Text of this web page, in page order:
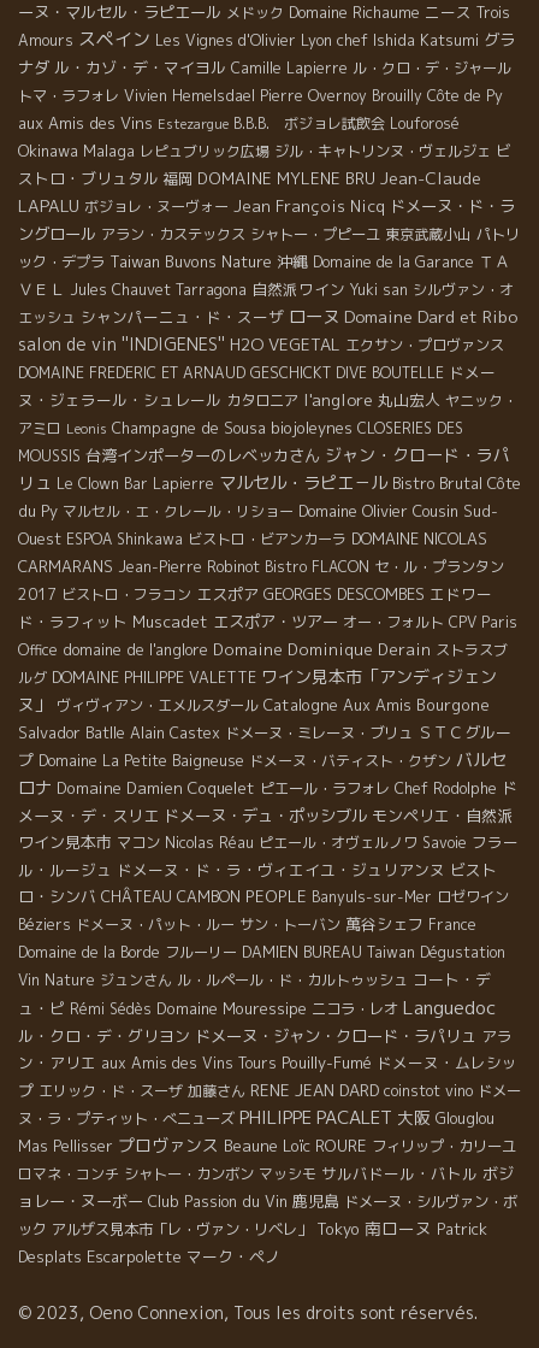
ーヌ・マルセル・ラピエール メドック Domaine Richaume ニース Trois
Amours スペイン Les Vignes d'Olivier Lyon chef Ishida Katsumi グラ
ナダ ル・カゾ・デ・マイヨル Camille Lapierre ル・クロ・デ・ジャール
トマ・ラフォレ Vivien Hemelsdael Pierre Overnoy Brouilly Côte de Py
aux Amis des Vins Estezargue B.B.B. ボジョレ試飲会 Louforosé
Okinawa Malaga レピュブリック広場 ジル・キャトリンヌ・ヴェルジェ ビ
ストロ・ブリュタル 福岡 DOMAINE MYLENE BRU Jean-Claude
LAPALU ボジョレ・ヌーヴォー Jean François Nicq ドメーヌ・ド・ラ
ングロール アラン・カステックス シャトー・プピーユ 東京武蔵小山 パトリ
ック・デプラ Taiwan Buvons Nature 沖縄 Domaine de la Garance ＴＡ
ＶＥＬ Jules Chauvet Tarragona 自然派ワイン Yuki san シルヴァン・オ
エッシュ シャンパーニュ・ド・スーザ ローヌ Domaine Dard et Ribo
salon de vin ''INDIGENES'' H2O VEGETAL エクサン・プロヴァンス
DOMAINE FREDERIC ET ARNAUD GESCHICKT DIVE BOUTELLE ドメー
ヌ・ジェラール・シュレール カタロニア l'anglore 丸山宏人 ヤニック・
アミロ Leonis Champagne de Sousa biojoleynes CLOSERIES DES
MOUSSIS 台湾インポーターのレベッカさん ジャン・クロード・ラパ
リュ Le Clown Bar Lapierre マルセル・ラピエ－ル Bistro Brutal Côte
du Py マルセル・エ・クレール・リショー Domaine Olivier Cousin Sud-
Ouest ESPOA Shinkawa ビストロ・ビアンカーラ DOMAINE NICOLAS
CARMARANS Jean-Pierre Robinot Bistro FLACON セ・ル・プランタン
2017 ビストロ・フラコン エスポア GEORGES DESCOMBES エドワー
ド・ラフィット Muscadet エスポア・ツアー オー・フォルト CPV Paris
Office domaine de l'anglore Domaine Dominique Derain ストラスブ
ルグ DOMAINE PHILIPPE VALETTE ワイン見本市「アンディジェン
ヌ」
ヴィヴィアン・エメルスダール Catalogne Aux Amis Bourgone
Salvador Batlle Alain Castex ドメーヌ・ミレーヌ・ブリュ ＳＴＣグルー
プ Domaine La Petite Baigneuse ドメーヌ・バティスト・クザン バルセ
ロナ Domaine Damien Coquelet ピエール・ラフォレ Chef Rodolphe ド
メーヌ・デ・スリエ ドメーヌ・デュ・ポッシブル モンペリエ・自然派
ワイン見本市 マコン Nicolas Réau ピエール・オヴェルノワ Savoie フラー
ル・ルージュ ドメーヌ・ド・ラ・ヴィエイユ・ジュリアンヌ ビスト
ロ・シンバ CHÂTEAU CAMBON PEOPLE Banyuls-sur-Mer ロゼワイン
Béziers ドメーヌ・パット・ルー サン・トーバン 萬谷シェフ France
Domaine de la Borde フルーリー DAMIEN BUREAU Taiwan Dégustation
Vin Nature ジュンさん ル・ルペール・ド・カルトゥッシュ コート・デ
ュ・ピ Rémi Sédès Domaine Mouressipe ニコラ・レオ Languedoc
ル・クロ・デ・グリヨン ドメーヌ・ジャン・クロード・ラパリュ アラ
ン・アリエ aux Amis des Vins Tours Pouilly-Fumé ドメーヌ・ムレシッ
プ エリック・ド・スーザ 加藤さん RENE JEAN DARD coinstot vino ドメー
ヌ・ラ・プティット・べニューズ PHILIPPE PACALET 大阪 Glouglou
Mas Pellisser プロヴァンス Beaune Loïc ROURE フィリップ・カリーユ
ロマネ・コンチ シャトー・カンボン マッシモ サルバドール・バトル ボジ
ョレー・ヌーボー Club Passion du Vin 鹿児島 ドメーヌ・シルヴァン・ボ
ック アルザス見本市「レ・ヴァン・リベレ」 Tokyo 南ローヌ Patrick
Desplats Escarpolette マーク・ペノ
© 2023, Oeno Connexion, Tous les droits sont réservés.